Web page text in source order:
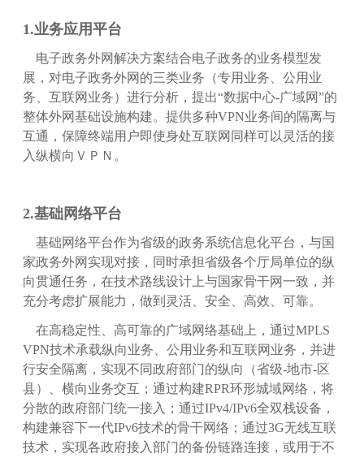
1.业务应用平台
电子政务外网解决方案结合电子政务的业务模型发
展，对电子政务外网的三类业务（专用业务、公用业
务、互联网业务）进行分析，提出“数据中心-广域网”的
整体外网基础设施构建。提供多种VPN业务间的隔离与
互通，保障终端用户即使身处互联网同样可以灵活的接
入纵横向ＶＰＮ。
2.基础网络平台
基础网络平台作为省级的政务系统信息化平台，与国
家政务外网实现对接，同时承担省级各个厅局单位的纵
向贯通任务，在技术路线设计上与国家骨干网一致，并
充分考虑扩展能力，做到灵活、安全、高效、可靠。
在高稳定性、高可靠的广域网络基础上，通过MPLS
VPN技术承载纵向业务、公用业务和互联网业务，并进
行安全隔离，实现不同政府部门的纵向（省级-地市-区
县）、横向业务交互；通过构建RPR环形城域网络，将
分散的政府部门统一接入；通过IPv4/IPv6全双栈设备，
构建兼容下一代IPv6技术的骨干网络；通过3G无线互联
技术，实现各政府接入部门的备份链路连接，或用于不